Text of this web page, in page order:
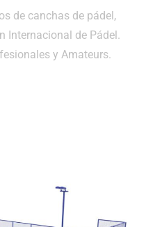
de canchas de pádel,
Internacional de Pádel.
y Amateurs.